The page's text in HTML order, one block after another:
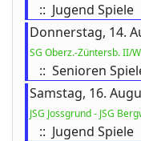
:: Jugend Spiele
Donnerstag, 14.
SG Oberz.-Züntersb. II/
:: Senioren
Samstag, 16.
JSG Jossgrund - JSG
:: Jugend Spiele